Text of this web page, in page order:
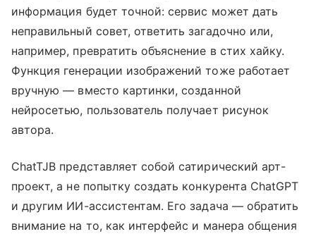
информация будет точной: сервис может дать
неправильный совет, ответить загадочно или,
например, превратить объяснение в стих хайку.
Функция генерации изображений тоже работает
вручную — вместо картинки, созданной
нейросетью, пользователь получает рисунок
автора.
ChatTJB представляет собой сатирический арт-
проект, а не попытку создать конкурента ChatGPT
и другим ИИ-ассистентам. Его задача — обратить
внимание на то, как интерфейс и манера общения